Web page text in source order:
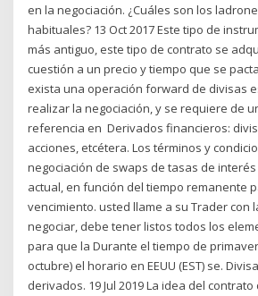
en la negociación. ¿Cuáles son los
habituales? 13 Oct 2017 Este tipo de
más antiguo, este tipo de contrato se
cuestión a un precio y tiempo que se
exista una operación forward de divisas
realizar la negociación, y se requiere de
referencia en Derivados financieros:
acciones, etcétera. Los términos y
negociación de swaps de tasas de
actual, en función del tiempo remanente
vencimiento. usted llame a su Trader con
negociar, debe tener listos todos los
para que la Durante el tiempo de
octubre) el horario en EEUU (EST) se.
derivados. 19 Jul 2019 La idea del